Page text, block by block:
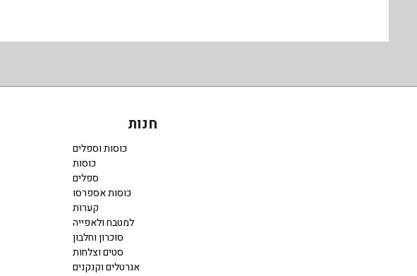
חנות
כוסות וספלים
כוסות
ספלים
כוסות אספרסו
קערות
למטבח ולאפייה
סוכרון וחלבון
סטים וצלחות
אגרטלים וקנקנים